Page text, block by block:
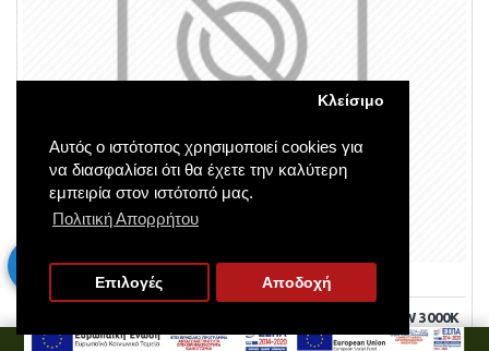
Αυτός ο ιστότοπος χρησιμοποιεί cookies για
να διασφαλίσει ότι θα έχετε την καλύτερη
εμπειρία στον ιστότοπό μας.
Πολιτική Απορρήτου
Κλείσιμο
Επιλογές Αποδοχή
145-56234
ΦΩΤΙΣΤΙΚΟ ΕΞΩΤΕΡΙΚΟ BACKLIGΗΤ UGR19 120X30 45W 3000Κ
220-240V ΛΕΥΚΟ